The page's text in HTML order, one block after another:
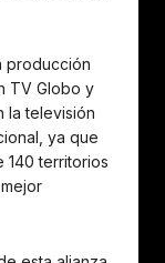
producción
TV Globo y
la televisión
ya que
140 territorios